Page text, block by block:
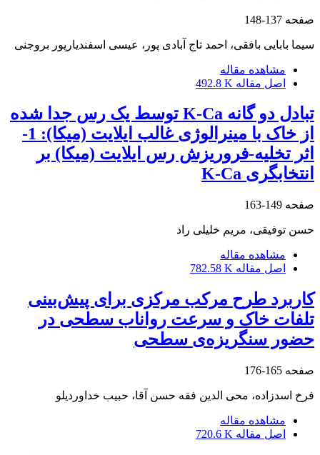
صفحه 137-148
سیما بابایی بافقی، احمد تاج آبادی پور، عیسی اسفندیارپور بروجنی
مشاهده مقاله
اصل مقاله 492.8 K
تبادل دو گانه K-Ca توسط یک رس جدا شده
از خاک با مینرالوژی غالب ایلایت (میکا): 1-
اثر تخلیه-فروریزش رس ایلایت (میکا) بر
انتخابگری K-Ca
صفحه 149-163
حسن توفیقی، مریم خلیلی راد
مشاهده مقاله
اصل مقاله 782.58 K
کاربرد طرح مرکب مرکزی برای پیش‌بینی
تلفات خاک و سرعت رواناب سطحی در
حضور سنگریزه‌ی سطحی
صفحه 165-176
فرخ اسدزاده، محی الدین فقه حسن آقا، حبیب خداوردیلو
مشاهده مقاله
اصل مقاله 720.6 K